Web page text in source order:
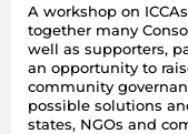
A workshop on
together many
well as supporters,
an opportunity to
community
possible solutions
states, NGOs and